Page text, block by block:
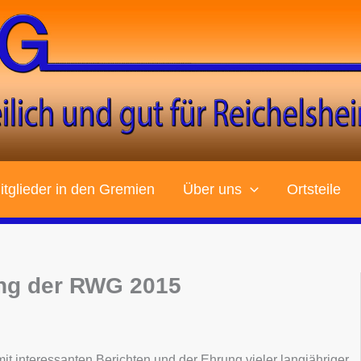
in den Gremien Über uns Ortsteile
der RWG 2015